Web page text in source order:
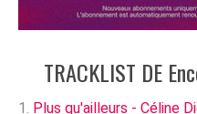
TRACKLIST DE
Plus qu'ailleurs - Céline